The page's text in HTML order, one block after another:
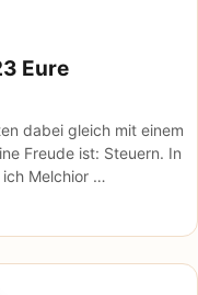
Eure
dabei gleich mit einem
Freude ist: Steuern. In
Melchior …